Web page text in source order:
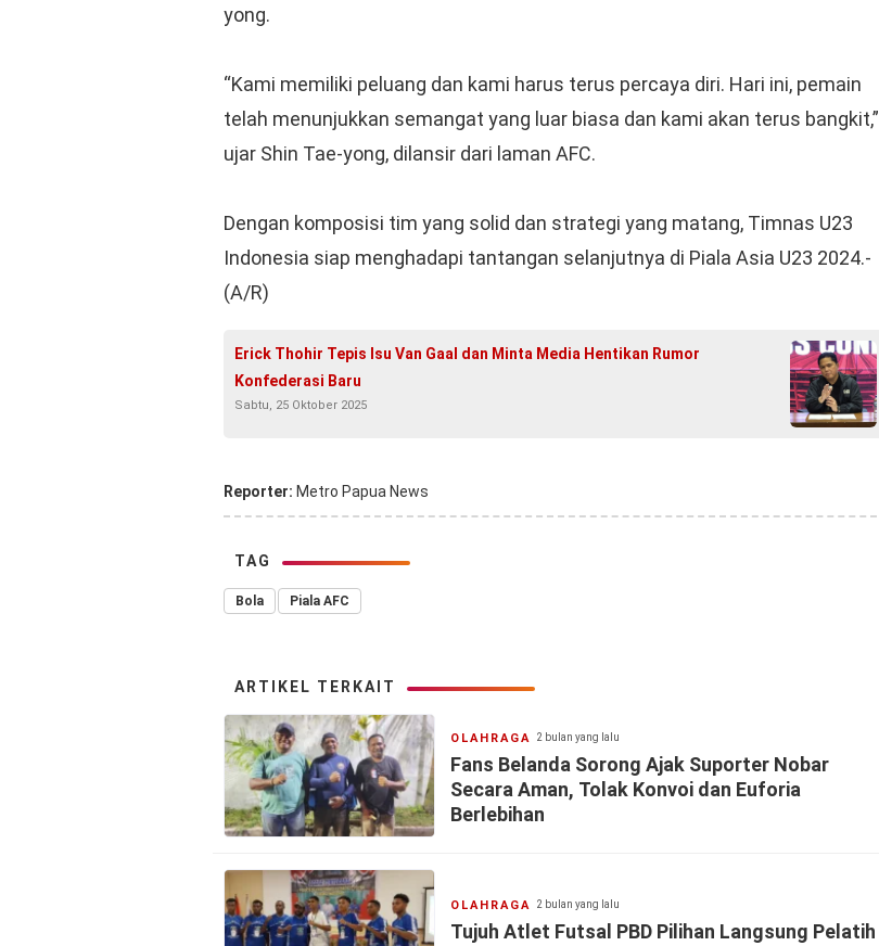
yong.
“Kami memiliki peluang dan kami harus terus percaya diri. Hari ini, pemain
telah menunjukkan semangat yang luar biasa dan kami akan terus bangkit,”
ujar Shin Tae-yong, dilansir dari laman AFC.
Dengan komposisi tim yang solid dan strategi yang matang, Timnas U23
Indonesia siap menghadapi tantangan selanjutnya di Piala Asia U23 2024.-
(A/R)
Erick Thohir Tepis Isu Van Gaal dan Minta Media Hentikan Rumor
Konfederasi Baru
Sabtu, 25 Oktober 2025
Reporter: Metro Papua News
TAG
Bola Piala AFC
ARTIKEL TERKAIT
OLAHRAGA 2 bulan yang lalu
Fans Belanda Sorong Ajak Suporter Nobar
Secara Aman, Tolak Konvoi dan Euforia
Berlebihan
OLAHRAGA 2 bulan yang lalu
Tujuh Atlet Futsal PBD Pilihan Langsung Pelatih